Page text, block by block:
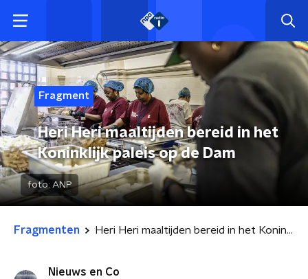
Fragment
Heri Heri maaltijden bereid in het
Koninklijk paleis op de Dam
foto: ANP
Fragmenten Heri Heri maaltijden bereid in het Koninklijk paleis op de Dam
Nieuws en Co